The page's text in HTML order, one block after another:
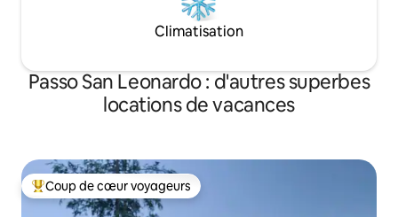
Climatisation
Passo San Leonardo : d'autres superbes
locations de vacances
Coups de cœur voyageurs les plus appréciés
Coup de cœur voyageurs